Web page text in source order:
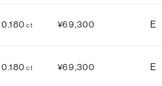
0.180 ct ¥69,300 E
0.180 ct ¥69,300 E